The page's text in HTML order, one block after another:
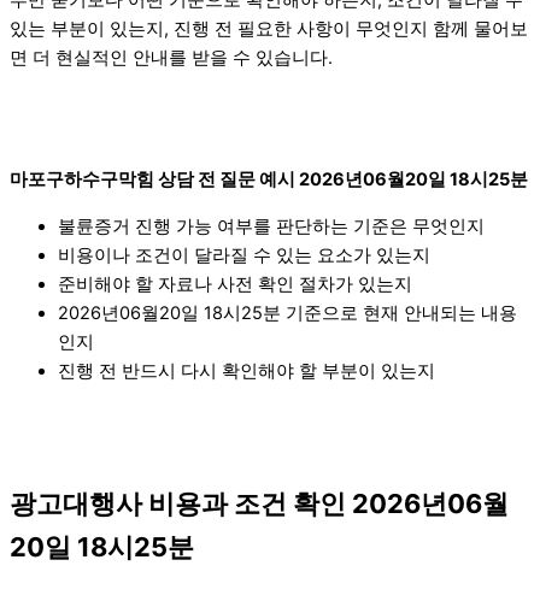
있는 부분이 있는지, 진행 전 필요한 사항이 무엇인지 함께 물어보
면 더 현실적인 안내를 받을 수 있습니다.
마포구하수구막힘 상담 전 질문 예시 2026년06월20일 18시25분
불륜증거 진행 가능 여부를 판단하는 기준은 무엇인지
비용이나 조건이 달라질 수 있는 요소가 있는지
준비해야 할 자료나 사전 확인 절차가 있는지
2026년06월20일 18시25분 기준으로 현재 안내되는 내용
인지
진행 전 반드시 다시 확인해야 할 부분이 있는지
광고대행사 비용과 조건 확인 2026년06월
20일 18시25분